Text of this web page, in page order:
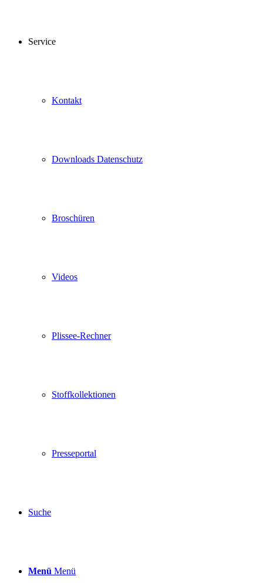
Service
Kontakt
Downloads Datenschutz
Broschüren
Videos
Plissee-Rechner
Stoffkollektionen
Presseportal
Suche
Menü Menü